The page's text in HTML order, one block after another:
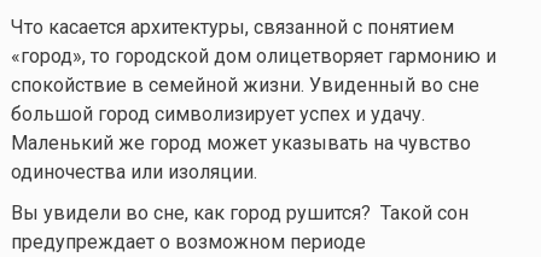
Что касается архитектуры, связанной с понятием
«город», то городской дом олицетворяет гармонию и
спокойствие в семейной жизни. Увиденный во сне
большой город символизирует успех и удачу.
Маленький же город может указывать на чувство
одиночества или изоляции.
Вы увидели во сне, как город рушится? Такой сон
предупреждает о возможном периоде